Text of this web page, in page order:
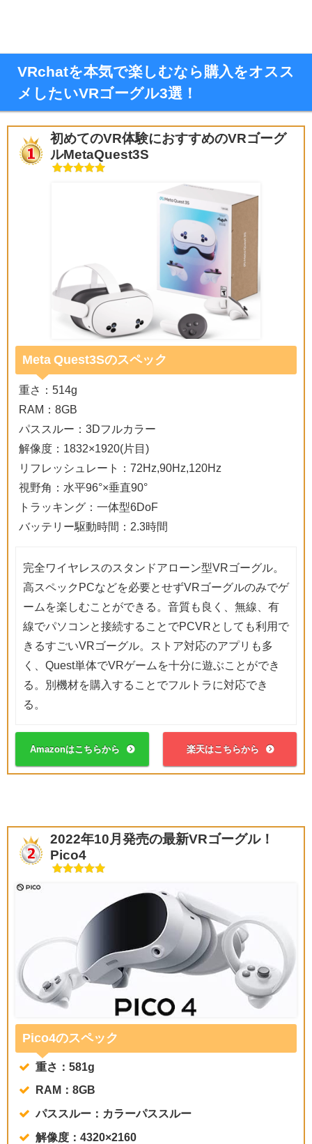
VRchatを本気で楽しむなら購入をオスス
メしたいVRゴーグル3選！
初めてのVR体験におすすめのVRゴーグ
ルMetaQuest3S
Meta Quest3Sのスペック
重さ：514g
RAM：8GB
パススルー：3Dフルカラー
解像度：1832×1920(片目)
リフレッシュレート：72Hz,90Hz,120Hz
視野角：水平96°×垂直90°
トラッキング：一体型6DoF
バッテリー駆動時間：2.3時間
完全ワイヤレスのスタンドアローン型VRゴーグル。
高スペックPCなどを必要とせずVRゴーグルのみでゲ
ームを楽しむことができる。音質も良く、無線、有
線でパソコンと接続することでPCVRとしても利用で
きるすごいVRゴーグル。ストア対応のアプリも多
く、Quest単体でVRゲームを十分に遊ぶことができ
る。別機材を購入することでフルトラに対応でき
る。
Amazonはこちらから 楽天はこちらから
2022年10月発売の最新VRゴーグル！
Pico4
Pico4のスペック
重さ：581g
RAM：8GB
パススルー：カラーパススルー
解像度：4320×2160